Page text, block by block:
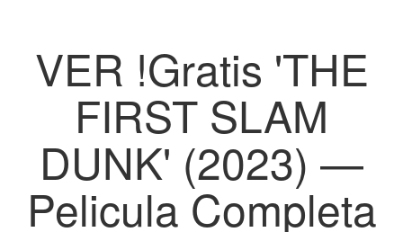
VER !Gratis 'THE
FIRST SLAM
DUNK' (2023) —
Pelicula Completa